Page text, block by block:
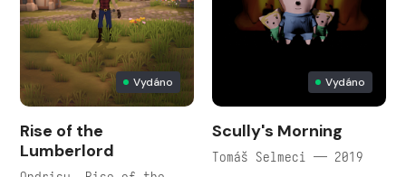
Vydáno
Rise of the
Lumberlord
Vydáno
Scully's Morning
Tomáš Selmeci — 2019